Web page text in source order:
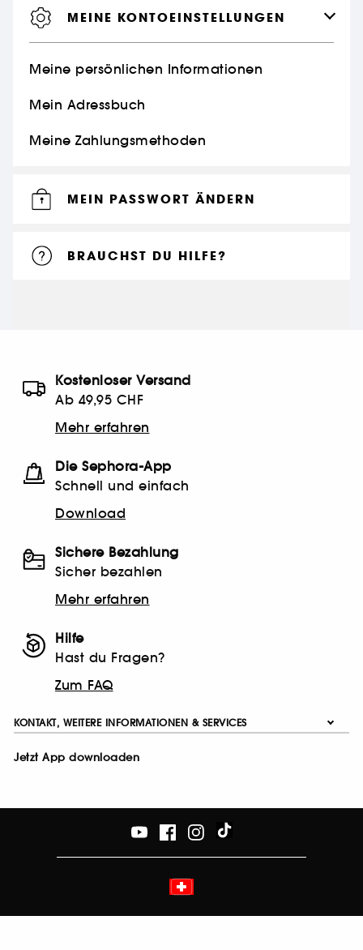
MEINE KONTOEINSTELLUNGEN
Meine persönlichen Informationen
Mein Adressbuch
Meine Zahlungsmethoden
MEIN PASSWORT ÄNDERN
BRAUCHST DU HILFE?
Kostenloser Versand
Ab 49,95 CHF
Mehr erfahren
Die Sephora-App
Schnell und einfach
Download
Sichere Bezahlung
Sicher bezahlen
Mehr erfahren
Hilfe
Hast du Fragen?
Zum FAQ
KONTAKT, WEITERE INFORMATIONEN & SERVICES
Jetzt App downloaden